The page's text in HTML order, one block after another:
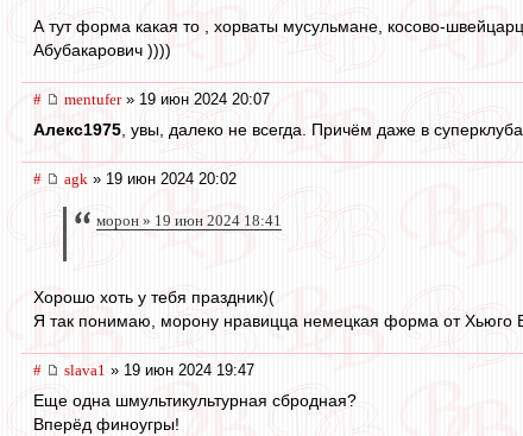
А тут форма какая то , хорваты мусульмане, косово-
Абубакарович ))))
# mentufer» 19 июн 2024 20:07
Алекс1975, увы, далеко не всегда. Причём даже в
# agk » 19 июн 2024 20:02
морон » 19 июн 2024 18:41
Хорошо хоть у тебя праздник)(
Я так понимаю, морону нравицца немецкая форма от Хьюго
# slava1 » 19 июн 2024 19:47
Еще одна шмультикультурная сбродная?
Вперёд финоугры!